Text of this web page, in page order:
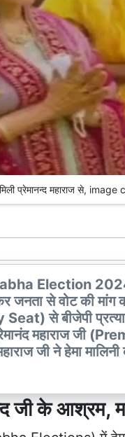
मिली प्रेमानन्द महाराज से,
Election 2024)
से वोट की मांग
से बीजेपी
महाराज जी
जी ने हेमा
जी के आश्रम,